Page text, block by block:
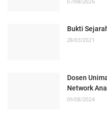
Bukti
28/03/2021
Dosen
Network
09/08/2024